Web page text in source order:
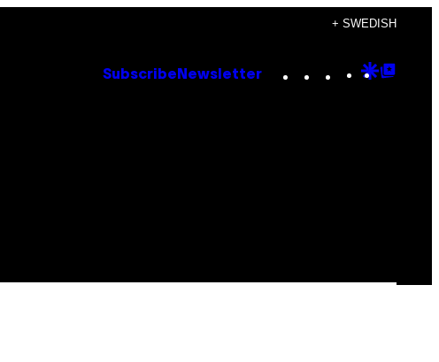
+ SWEDISH
Subscribe Newsletter Instagram
TikTok
YouTube
Google